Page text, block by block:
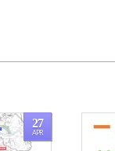
27
APR